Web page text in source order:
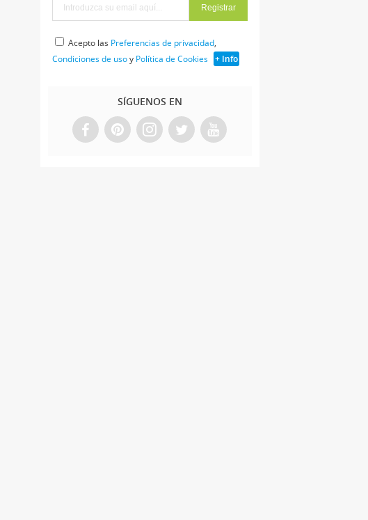
Acepto las Preferencias de privacidad,
Condiciones de usoy Política de Cookies + Info
SÍGUENOS EN